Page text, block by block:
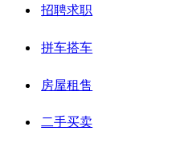
招聘求职
拼车搭车
房屋租售
二手买卖